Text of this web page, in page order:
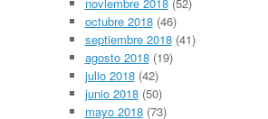
octubre 2018(46)
septiembre 2018(41)
agosto 2018(19)
julio 2018(42)
junio 2018(50)
mayo 2018(73)